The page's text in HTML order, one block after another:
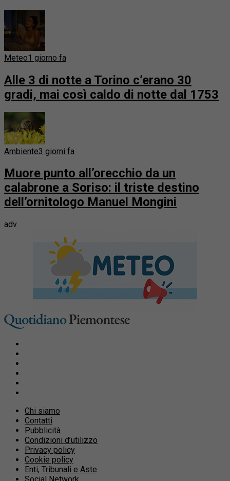
Meteo1 giorno fa
Alle 3 di notte a Torino c’erano 30
gradi, mai così caldo di notte dal 1753
Ambiente3 giorni fa
Muore punto all’orecchio da un
calabrone a Soriso: il triste destino
dell’ornitologo Manuel Mongini
adv
Chi siamo
Contatti
Pubblicità
Condizioni d’utilizzo
Privacy policy
Cookie policy
Enti, Tribunali e Aste